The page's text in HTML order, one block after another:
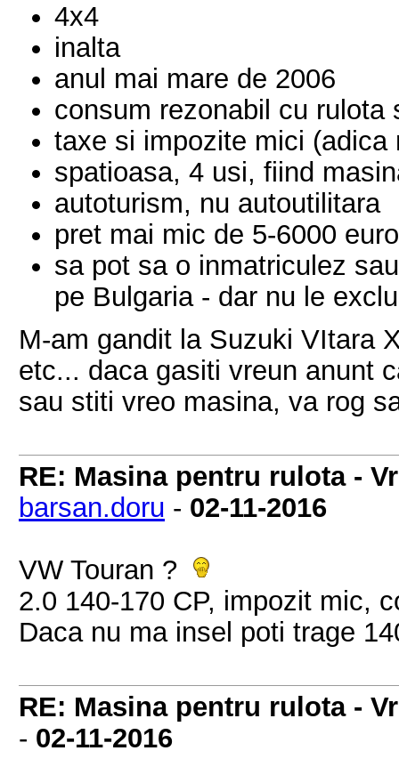
4x4
inalta
anul mai mare de 2006
consum rezonabil cu rulota
taxe si impozite mici (adica
spatioasa, 4 usi, fiind
autoturism, nu autoutilitara
pret mai mic de 5-6000 euro
sa pot sa o inmatriculez
pe Bulgaria - dar nu le
M-am gandit la Suzuki VItara
etc... daca gasiti vreun anunt
sau stiti vreo masina, va rog
RE: Masina pentru rulota -
barsan.doru - 02-11-2016
VW Touran ?
2.0 140-170 CP, impozit mic,
Daca nu ma insel poti trage
RE: Masina pentru rulota -
- 02-11-2016